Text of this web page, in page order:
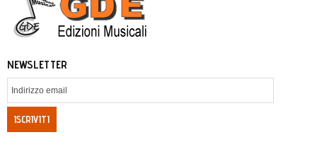
NEWSLETTER
ISCRIVITI